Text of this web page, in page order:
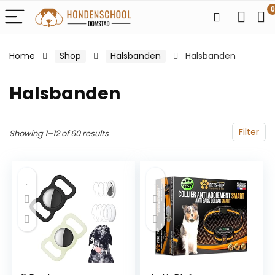
0
Home Shop Halsbanden Halsbanden
Halsbanden
Filter
Showing 1–12 of 60 results